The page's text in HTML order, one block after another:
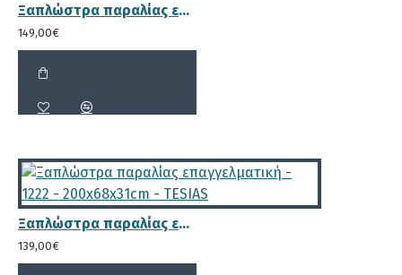
δυνατότητα να ρυθμίσετε την κλίση
Ξαπλώστρα παραλίας επαγγελματική - 1219 - 200x68x23,5cm - TESIAS
149,00€
Ξαπλώστρα παραλίας επαγγελματική - 1222 - 200x68x31cm - TESIAS
139,00€